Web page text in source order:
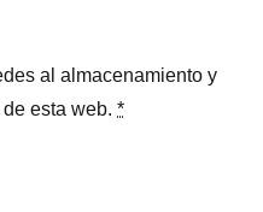
al almacenamiento y
esta web. *